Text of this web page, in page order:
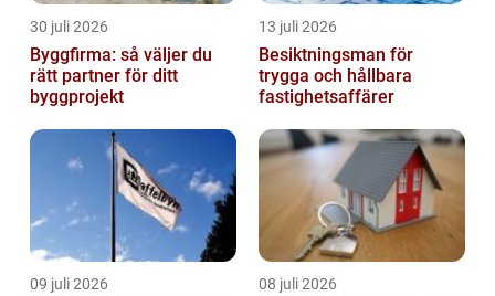
30 juli 2026
Byggfirma: så väljer du
rätt partner för ditt
byggprojekt
13 juli 2026
Besiktningsman för
trygga och hållbara
fastighetsaffärer
09 juli 2026 08 juli 2026